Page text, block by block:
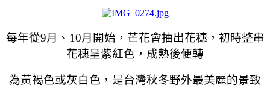
每年從9月、10月開始，芒花會抽出花穗，初時整串
花穗呈紫紅色，成熟後便轉
為黃褐色或灰白色，是台灣秋冬野外最美麗的景致